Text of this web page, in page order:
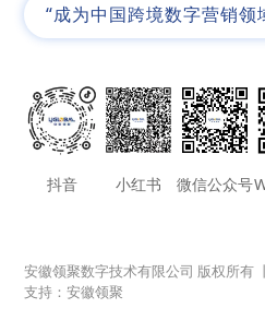
“成为中国跨境数字营销领
抖音 小红书 微信公众号
安徽领聚数字技术有限公司 版权所有
支持：安徽领聚